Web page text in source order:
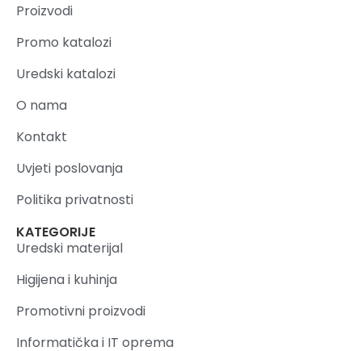
Proizvodi
Promo katalozi
Uredski katalozi
O nama
Kontakt
Uvjeti poslovanja
Politika privatnosti
KATEGORIJE
Uredski materijal
Higijena i kuhinja
Promotivni proizvodi
Informatička i IT oprema